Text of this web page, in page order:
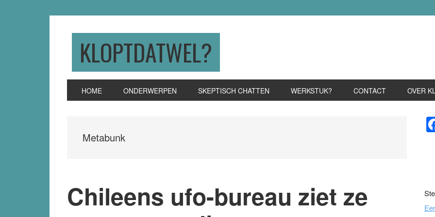
KLOPTDATWEL?
HOME ONDERWERPEN SKEPTISCH CHATTEN WERKSTUK? CONTACT OVER
Metabunk
Chileens ufo-bureau ziet ze